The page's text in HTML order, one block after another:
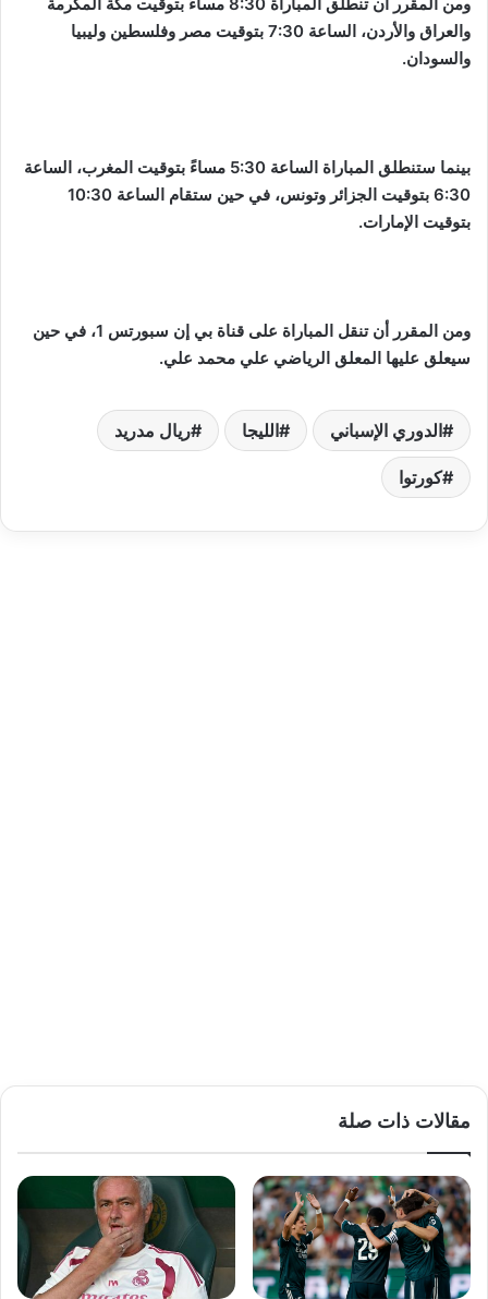
والعراق والأردن، الساعة 7:30 بتوقيت مصر وفلسطين وليبيا
والسودان.
بينما ستنطلق المباراة الساعة 5:30 مساءً بتوقيت المغرب، الساعة
6:30 بتوقيت الجزائر وتونس، في حين ستقام الساعة 10:30
بتوقيت الإمارات.
ومن المقرر أن تنقل المباراة على قناة بي إن سبورتس 1، في حين
سيعلق عليها المعلق الرياضي علي محمد علي.
الدوري الإسباني الليجا ريال مدريد
كورتوا
مقالات ذات صلة